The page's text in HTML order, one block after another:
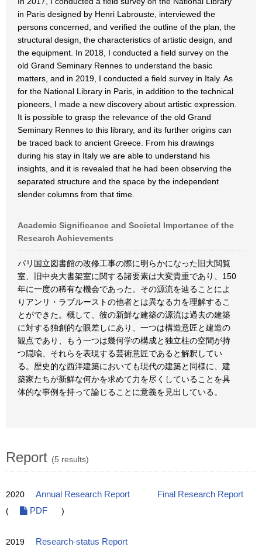
in Paris designed by Henri Labrouste, interviewed the
persons concerned, and verified the outline of the plan, the
structural design, the characteristics of artistic design, and
the equipment. In 2018, I conducted a field survey on the
old Grand Seminary Rennes to understand the basic
matters, and in 2019, I conducted a field survey in Italy. As
for the National Library in Paris, in addition to the technical
pioneers, I made a new discovery about artistic expression.
It is possible to grasp the relevance of the old Grand
Seminary Rennes to this library, and its further origins can
be traced back to ancient Greece. From his drawings
during his stay in Italy we are able to understand his
insights, and it is revealed that he had been observing the
separated structure and the space by the independent
slender columns from that time.
Academic Significance and Societal Importance of the
Research Achievements
パリ国立図書館の改修工事の際に明らかになった旧大閲覧
室、旧中央大書架室に関する諸要素は大変貴重であり、150
年に一度の稀有な機会であった。その源流を辿ることによ
りアンリ・ラブルーストの他者とは異なる力を理解するこ
とができた。概して、彼の新鮮な建築の源流は過去の建築
に対する独創的な眼差しにあり、一つは構造意匠と建造の
観点であり、もう一つは幾何学の構成と独立柱の空間が持
つ隠喩、それらを表現する芸術意匠であると解釈してい
る。歴史的な西洋建築においても現代の建築と同様に、建
築家たちが新鮮な何かを求めて力を尽くしていることを具
体的な事例を持って論じることに意義を見出している。
Report (5 results)
2020 Annual Research Report
Final Research Report
(
PDF )
2019 Research-status Report